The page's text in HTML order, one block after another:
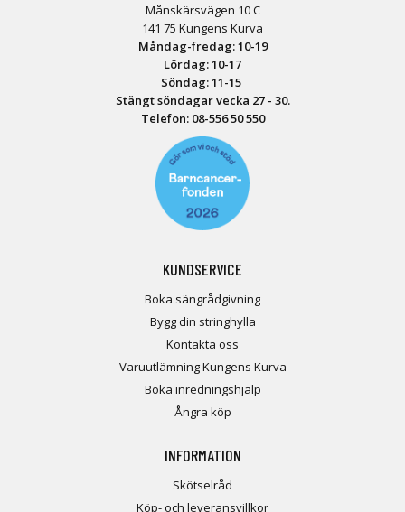
Månskärsvägen 10 C
141 75 Kungens Kurva
Måndag-fredag: 10-19
Lördag: 10-17
Söndag: 11-15
Stängt söndagar vecka 27 - 30.
Telefon: 08-556 50 550
KUNDSERVICE
Boka sängrådgivning
Bygg din stringhylla
Kontakta oss
Varuutlämning Kungens Kurva
Boka inredningshjälp
Ångra köp
INFORMATION
Skötselråd
Köp- och leveransvillkor